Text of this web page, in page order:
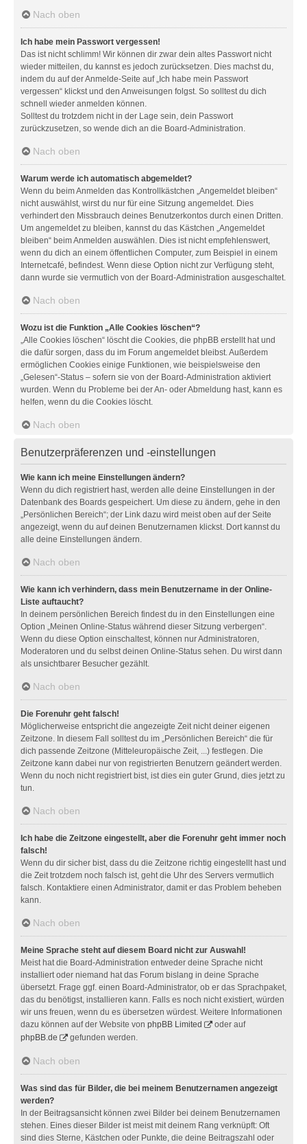
Nach oben
Ich habe mein Passwort vergessen!
Das ist nicht schlimm! Wir können dir zwar dein altes Passwort nicht
wieder mitteilen, du kannst es jedoch zurücksetzen. Dies machst du,
indem du auf der Anmelde-Seite auf „Ich habe mein Passwort
vergessen“ klickst und den Anweisungen folgst. So solltest du dich
schnell wieder anmelden können.
Solltest du trotzdem nicht in der Lage sein, dein Passwort
zurückzusetzen, so wende dich an die Board-Administration.
Nach oben
Warum werde ich automatisch abgemeldet?
Wenn du beim Anmelden das Kontrollkästchen „Angemeldet bleiben“
nicht auswählst, wirst du nur für eine Sitzung angemeldet. Dies
verhindert den Missbrauch deines Benutzerkontos durch einen Dritten.
Um angemeldet zu bleiben, kannst du das Kästchen „Angemeldet
bleiben“ beim Anmelden auswählen. Dies ist nicht empfehlenswert,
wenn du dich an einem öffentlichen Computer, zum Beispiel in einem
Internetcafé, befindest. Wenn diese Option nicht zur Verfügung steht,
dann wurde sie vermutlich von der Board-Administration ausgeschaltet.
Nach oben
Wozu ist die Funktion „Alle Cookies löschen“?
„Alle Cookies löschen“ löscht die Cookies, die phpBB erstellt hat und
die dafür sorgen, dass du im Forum angemeldet bleibst. Außerdem
ermöglichen Cookies einige Funktionen, wie beispielsweise den
„Gelesen“-Status – sofern sie von der Board-Administration aktiviert
wurden. Wenn du Probleme bei der An- oder Abmeldung hast, kann es
helfen, wenn du die Cookies löscht.
Nach oben
Benutzerpräferenzen und -einstellungen
Wie kann ich meine Einstellungen ändern?
Wenn du dich registriert hast, werden alle deine Einstellungen in der
Datenbank des Boards gespeichert. Um diese zu ändern, gehe in den
„Persönlichen Bereich“; der Link dazu wird meist oben auf der Seite
angezeigt, wenn du auf deinen Benutzernamen klickst. Dort kannst du
alle deine Einstellungen ändern.
Nach oben
Wie kann ich verhindern, dass mein Benutzername in der Online-
Liste auftaucht?
In deinem persönlichen Bereich findest du in den Einstellungen eine
Option „Meinen Online-Status während dieser Sitzung verbergen“.
Wenn du diese Option einschaltest, können nur Administratoren,
Moderatoren und du selbst deinen Online-Status sehen. Du wirst dann
als unsichtbarer Besucher gezählt.
Nach oben
Die Forenuhr geht falsch!
Möglicherweise entspricht die angezeigte Zeit nicht deiner eigenen
Zeitzone. In diesem Fall solltest du im „Persönlichen Bereich“ die für
dich passende Zeitzone (Mitteleuropäische Zeit, ...) festlegen. Die
Zeitzone kann dabei nur von registrierten Benutzern geändert werden.
Wenn du noch nicht registriert bist, ist dies ein guter Grund, dies jetzt zu
tun.
Nach oben
Ich habe die Zeitzone eingestellt, aber die Forenuhr geht immer noch
falsch!
Wenn du dir sicher bist, dass du die Zeitzone richtig eingestellt hast und
die Zeit trotzdem noch falsch ist, geht die Uhr des Servers vermutlich
falsch. Kontaktiere einen Administrator, damit er das Problem beheben
kann.
Nach oben
Meine Sprache steht auf diesem Board nicht zur Auswahl!
Meist hat die Board-Administration entweder deine Sprache nicht
installiert oder niemand hat das Forum bislang in deine Sprache
übersetzt. Frage ggf. einen Board-Administrator, ob er das Sprachpaket,
das du benötigst, installieren kann. Falls es noch nicht existiert, würden
wir uns freuen, wenn du es übersetzen würdest. Weitere Informationen
dazu können auf der Website von phpBB Limited
oder auf
phpBB.de
gefunden werden.
Nach oben
Was sind das für Bilder, die bei meinem Benutzernamen angezeigt
werden?
In der Beitragsansicht können zwei Bilder bei deinem Benutzernamen
stehen. Eines dieser Bilder ist meist mit deinem Rang verknüpft: Oft
sind dies Sterne, Kästchen oder Punkte, die deine Beitragszahl oder